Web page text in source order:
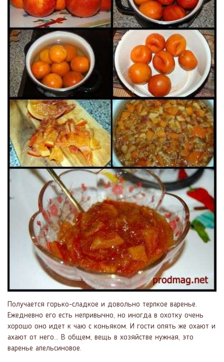
Получается горько-сладкое и довольно терпкое варенье.
Ежедневно его есть непривычно, но иногда в охотку очень
хорошо оно идет к чаю с коньяком. И гости опять же охают и
ахают от него… В общем, вещь в хозяйстве нужная, это
варенье апельсиновое.